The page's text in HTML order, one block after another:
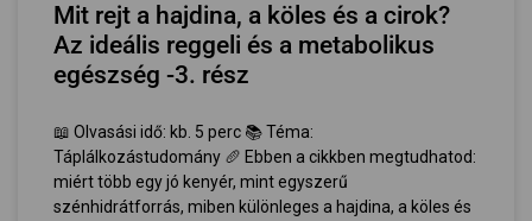
Mit rejt a hajdina, a köles és a cirok?
Az ideális reggeli és a metabolikus
egészség -3. rész
📖 Olvasási idő: kb. 5 perc 📚 Téma:
Táplálkozástudomány 🥖 Ebben a cikkben megtudhatod:
miért több egy jó kenyér, mint egyszerű
szénhidrátforrás, miben különleges a hajdina, a köles és